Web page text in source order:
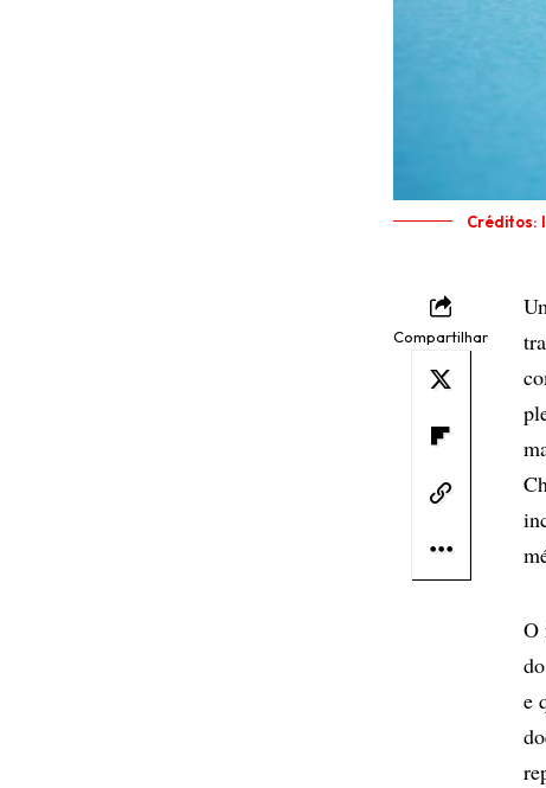
Créditos:
Compartilhar
O
e